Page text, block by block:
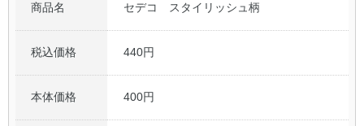
商品名 セデコ スタイリッシュ柄
税込価格 440円
本体価格 400円